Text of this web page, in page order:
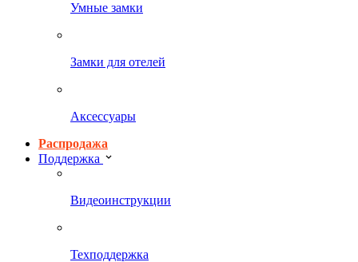
Умные замки
Замки для отелей
Аксессуары
Распродажа
Поддержка
Видеоинструкции
Техподдержка